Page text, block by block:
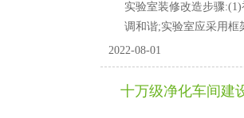
实验室装修改造步骤:(1)
调和谐;实验室应采用框架
2022-08-01
十万级净化车间建